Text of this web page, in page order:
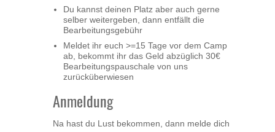
Du kannst deinen Platz aber auch gerne
selber weitergeben, dann entfällt die
Bearbeitungsgebühr
Meldet ihr euch >=15 Tage vor dem Camp
ab, bekommt ihr das Geld abzüglich 30€
Bearbeitungspauschale von uns
zurücküberwiesen
Anmeldung
Na hast du Lust bekommen, dann melde dich